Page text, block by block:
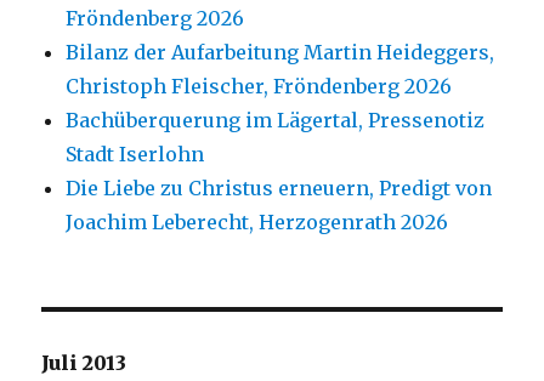
Fröndenberg 2026
Bilanz der Aufarbeitung Martin Heideggers,
Christoph Fleischer, Fröndenberg 2026
Bachüberquerung im Lägertal, Pressenotiz
Stadt Iserlohn
Die Liebe zu Christus erneuern, Predigt von
Joachim Leberecht, Herzogenrath 2026
Juli 2013